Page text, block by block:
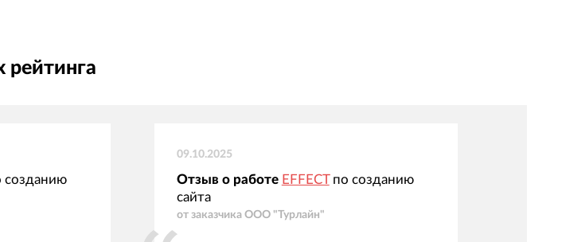
рейтинга
созданию
09.10.2025
Отзыв о работе EFFECTпо созданию
сайта
от заказчика ООО "Турлайн"